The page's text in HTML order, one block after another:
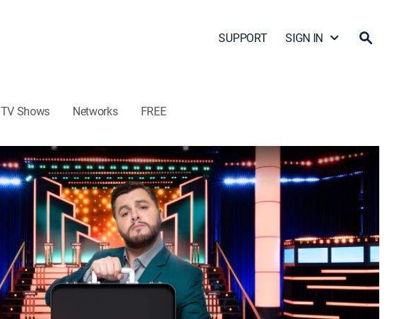
SUPPORT SIGN IN
TV Shows Networks FREE